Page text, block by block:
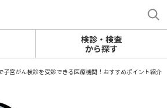
検診・検査
から探す
子宮がん検診を受診できる医療機関！おすすめポイント紹介